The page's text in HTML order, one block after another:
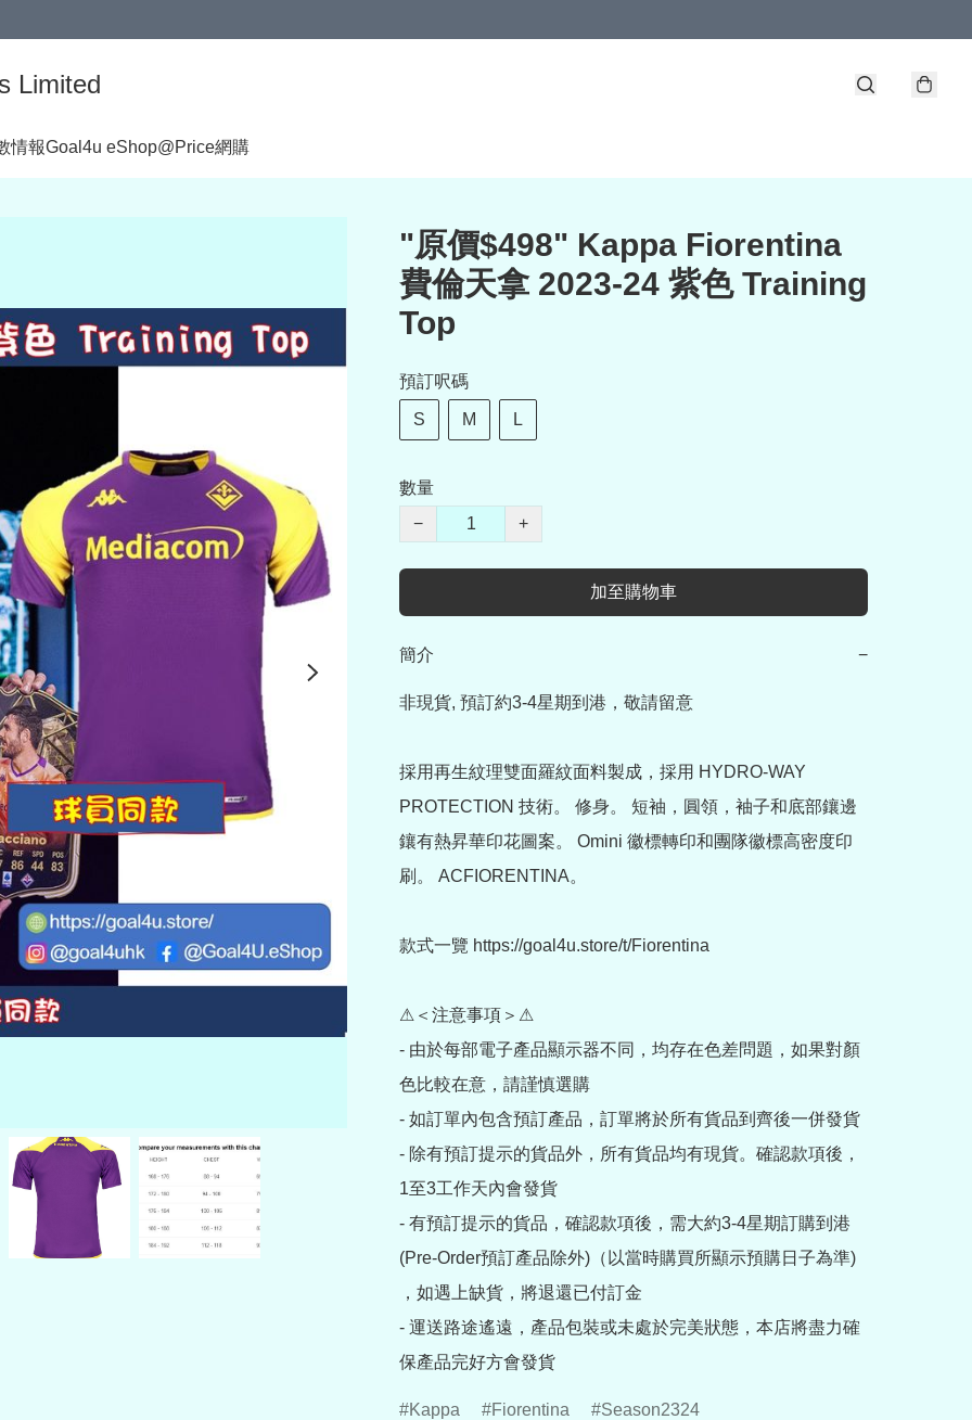
Limited
情報Goal4u eShop@Price網購
"原價$498" Kappa Fiorentina
費倫天拿 2023-24 紫色 Training
Top
預訂呎碼
S M L
數量
−
+
加至購物車
簡介 −
非現貨, 預訂約3-4星期到港，敬請留意
採用再生紋理雙面羅紋面料製成，採用 HYDRO-WAY
PROTECTION 技術。 修身。 短袖，圓領，袖子和底部鑲邊
鑲有熱昇華印花圖案。 Omini 徽標轉印和團隊徽標高密度印
刷。 ACFIORENTINA。
款式一覽 https://goal4u.store/t/Fiorentina
⚠＜注意事項＞⚠
- 由於每部電子產品顯示器不同，均存在色差問題，如果對顏
色比較在意，請謹慎選購
- 如訂單內包含預訂產品，訂單將於所有貨品到齊後一併發貨
- 除有預訂提示的貨品外，所有貨品均有現貨。確認款項後，
1至3工作天內會發貨
- 有預訂提示的貨品，確認款項後，需大約3-4星期訂購到港
(Pre-Order預訂產品除外)（以當時購買所顯示預購日子為準)
，如遇上缺貨，將退還已付訂金
- 運送路途遙遠，產品包裝或未處於完美狀態，本店將盡力確
保產品完好方會發貨
Kappa Fiorentina Season2324